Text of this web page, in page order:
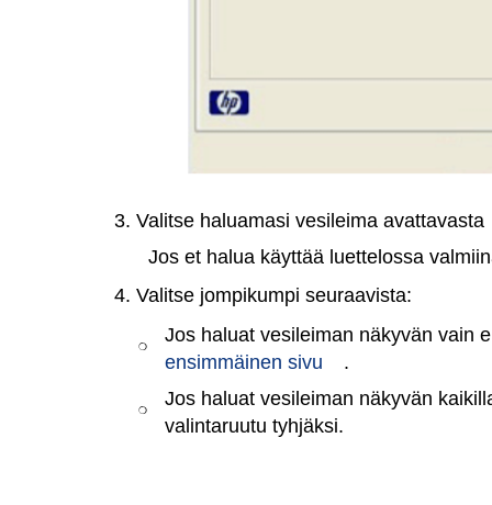
3. Valitse haluamasi vesileima avattavasta
Jos et halua käyttää luettelossa
4. Valitse jompikumpi seuraavista:
❍
Jos haluat vesileiman näkyvän vain
ensimmäinen sivu
.
❍
Jos haluat vesileiman näkyvän
valintaruutu tyhjäksi.